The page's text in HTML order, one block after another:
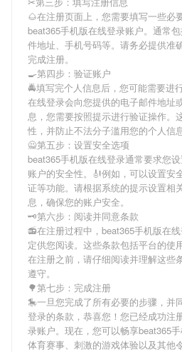
🌰在注册页面上，您需要填写一些必
beat365手机版在线登录账户。通常
件地址、手机号码等。请务必提供准
完成注册。
🍳第四步：验证账户
🚔填写完个人信息后，您可能需要进
在线登录会向您提供的电子邮件地址
息，您需要按照提示进行验证操作。
性，并防止不法分子滥用您的个人信息
🙅第五步：设置安全选项
beat365手机版在线登录通常要求您
账户的安全性。🎻例如，可以设置安
证等功能。请根据系统的提示设置相
息，确保您的账户安全。
🗝第六步：阅读并同意条款
📻在注册过程中， beat365手机版在
定供您阅读。这些条款包括平台的使
在注册之前，请仔细阅读并理解这些
遵守。
🌳第七步：完成注册
🎠一旦您完成了所有必要的步骤，并
登录的条款，恭喜您！您已经成功注
录账户。现在，您可以畅享beat365
体育赛事、刺激的游戏体验以及其他